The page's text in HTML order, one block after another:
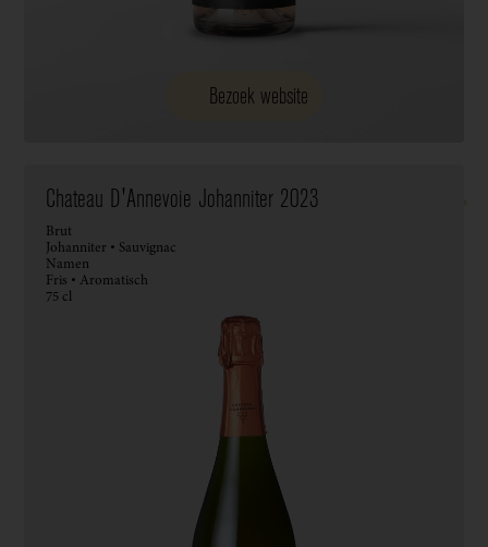
Bezoek website
Chateau D'Annevoie Johanniter 2023
Brut
Johanniter • Sauvignac
Namen
Fris • Aromatisch
75 cl